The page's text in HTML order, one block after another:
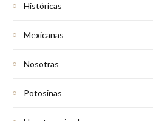
Históricas
Mexicanas
Nosotras
Potosinas